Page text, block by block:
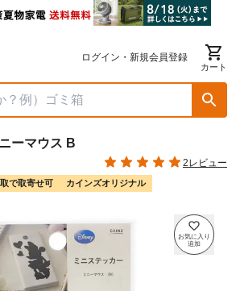
ログイン・新規会員登録
カート
ーマウス B
2レビュー
で取寄せ可 カインズオリジナル